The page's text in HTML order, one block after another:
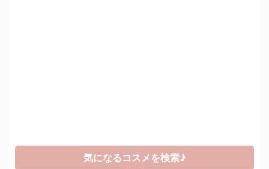
気になるコスメを検索♪